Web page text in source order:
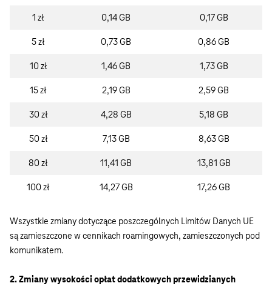
1 zł 0,14 GB 0,17 GB
5 zł 0,73 GB 0,86 GB
10 zł 1,46 GB 1,73 GB
15 zł 2,19 GB 2,59 GB
30 zł 4,28 GB 5,18 GB
50 zł 7,13 GB 8,63 GB
80 zł 11,41 GB 13,81 GB
100 zł 14,27 GB 17,26 GB
Wszystkie zmiany dotyczące poszczególnych Limitów Danych UE
są zamieszczone w cennikach roamingowych, zamieszczonych pod
komunikatem.
2. Zmiany wysokości opłat dodatkowych przewidzianych